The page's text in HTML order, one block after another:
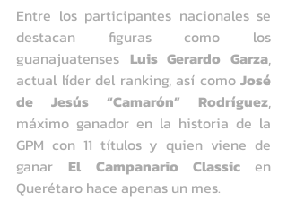
Entre los participantes nacionales se
destacan figuras como los
guanajuatenses Luis Gerardo Garza,
actual líder del ranking, así como José
de Jesús “Camarón” Rodríguez,
máximo ganador en la historia de la
GPM con 11 títulos y quien viene de
ganar El Campanario Classic en
Querétaro hace apenas un mes.